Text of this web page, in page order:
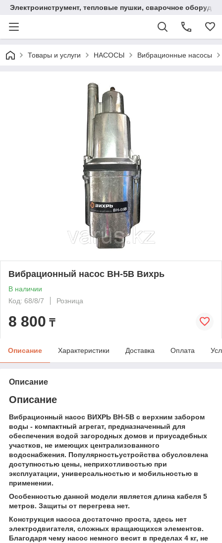
Электроинструмент, тепловые пушки, сварочное
Товары и услуги НАСОСЫ Вибрационные насосы
Вибрационный насос ВН-5В Вихрь
В наличии
Код: 68/8/7
Розница
8 800 ₸
Описание Характеристики Доставка Оплата
Описание
Описание
Вибрационный насос ВИХРЬ ВН-5В с верхним забором
воды - компактный агрегат, предназначенный для
обеспечения водой загородных домов и приусадебных
участков, не имеющих централизованного
водоснабжения. Популярностьустройства обусловлена
доступностью цены, неприхотливостью при
эксплуатации, универсальностью и мобильностью в
применении.
Особенностью данной модели является длина кабеля 5
метров. Защиты от перегрева нет.
Конструкция насоса достаточно проста, здесь нет
электродвигателя, сложных вращающихся элементов.
Благодаря чему насос немного весит в пределах 4 кг, не